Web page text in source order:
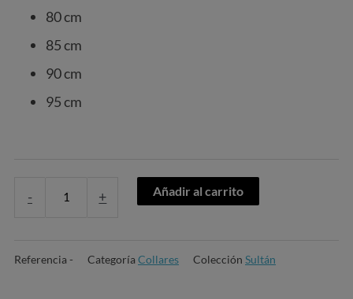
80 cm
85 cm
90 cm
95 cm
- + Añadir al carrito
Referencia - Categoría Collares Colección Sultán